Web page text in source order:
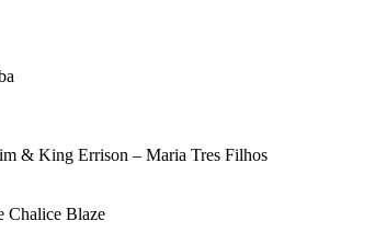
& King Errison – Maria Tres Filhos
Chalice Blaze